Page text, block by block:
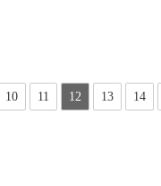
10 11 12 13 14